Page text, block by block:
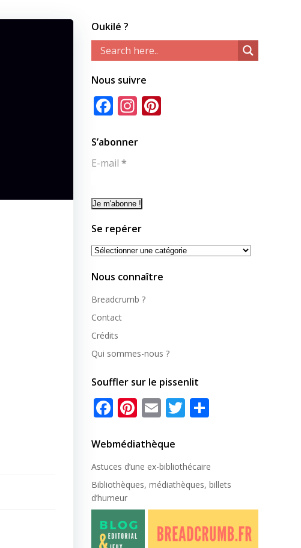
Oukilé ?
Nous suivre
Facebook
Instagram
S’abonner
E-mail *
Se repérer
Se
Nous connaître
Breadcrumb ?
Contact
Crédits
Qui sommes-nous ?
Souffler sur le pissenlit
Facebook
Pinterest
EmailTwitter
Webmédiathèque
Astuces d’une ex-bibliothécaire
Bibliothèques, médiathèques, billets
d’humeur